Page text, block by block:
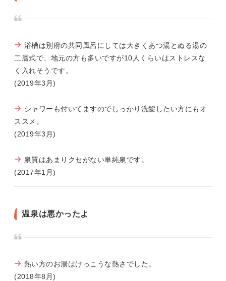
浴槽は別府の共同風呂にしては大きくあつ湯とぬる湯の
二層式で、地元の方も多いですが10人くらいはストレスな
く入れそうです。
(2019年3月)
シャワーも付いてますのでしっかり洗髪したい方にもオ
ススメ。
(2019年3月)
泉質はあまりクセがない単純泉です。
(2017年1月)
温泉は悪かったよ
熱い方のお湯はけっこうな熱さでした。
(2018年8月)